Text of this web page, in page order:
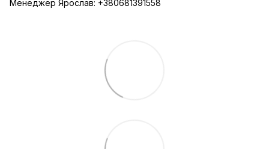
Менеджер Ярослав: +380681391558